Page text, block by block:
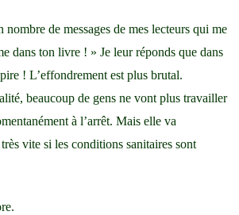
nombre de messages de mes lecteurs qui me
dans ton livre ! » Je leur réponds que dans
! L’effondrement est plus brutal.
beaucoup de gens ne vont plus travailler
à l’arrêt. Mais elle va
vite si les conditions sanitaires sont